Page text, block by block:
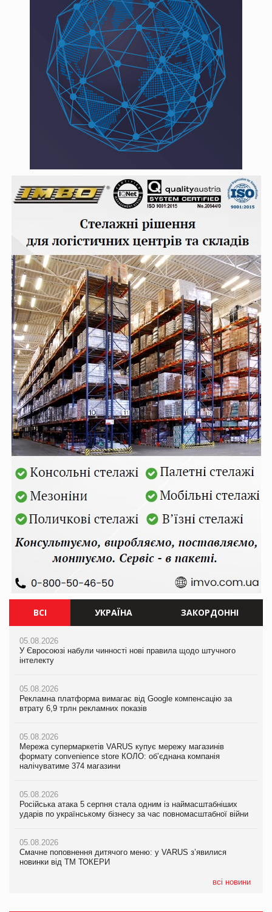
ВСІ УКРАЇНА ЗАКОРДОННІ
05.08.2026
У Євросоюзі набули чинності нові правила щодо штучного
інтелекту
05.08.2026
Рекламна платформа вимагає від Google компенсацію за
втрату 6,9 трлн рекламних показів
05.08.2026
Мережа супермаркетів VARUS купує мережу магазинів
формату convenience store КОЛО: об’єднана компанія
налічуватиме 374 магазини
05.08.2026
Російська атака 5 серпня стала одним із наймасштабніших
ударів по українському бізнесу за час повномасштабної війни
05.08.2026
Смачне поповнення дитячого меню: у VARUS з’явилися
новинки від ТМ ТОКЕРИ
всі новини
05.08.2026
Мережа супермаркетів VARUS купує мережу магазинів
формату convenience store КОЛО: об’єднана компанія
05.08.2026
Російська атака 5 серпня стала одним із наймасштабніших
05.08.2026
Смачне поповнення дитячого меню: у VARUS з’явилися
новинки від ТМ ТОКЕРИ
05.08.2026
Сергій Лісунов про заморожені хлібобулочні вироби на
PrivateLabel&FMCG Master 2026
04.08.2026
Через атаку РФ у Дніпрі пошкоджено склад шоколаду
Millennium
05.08.2026
У Євросоюзі набули чинності нові правила щодо штучного
інтелекту
05.08.2026
Рекламна платформа вимагає від Google компенсацію за
втрату 6,9 трлн рекламних показів
05.08.2026
Adidas витратила понад $1 млрд на маркетинг за квартал
продуктів